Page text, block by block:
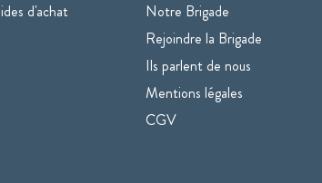
d'achat
Notre Brigade
Rejoindre la Brigade
Ils parlent de nous
Mentions légales
CGV